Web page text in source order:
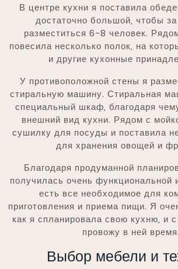
В центре кухни я поставила
достаточно большой‚ чтобы
разместиться 6-8 человек.
повесила несколько полок‚ на
и другие кухонные
У противоположной стены я
стиральную машину. Стиральная
специальный шкаф‚ благодаря
внешний вид кухни. Рядом с
сушилку для посуды и поставила
для хранения овощей и
Благодаря продуманной
получилась очень функциональной
есть все необходимое для
приготовления и приема пищи. Я
как я спланировала свою кухню‚ и
провожу в ней время.
Выбор мебели и